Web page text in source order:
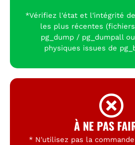
*Vérifiez l'état et l'intégrité
les plus récentes
pg_dump / pg_dumpall
physiques issues de
À NE PAS
* N'utilisez pas la